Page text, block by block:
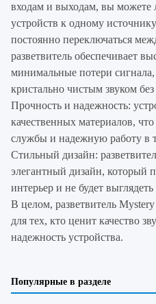
входам и выходам, вы можете
устройств к одному
постоянно переключаться
разветвитель обеспечивает
минимальные потери сигнала,
кристально чистым звуком
Прочность и надежность:
качественных материалов,
службы и надежную работу в
Стильный дизайн:
элегантный дизайн, который
интерьер и не будет
В целом, разветвитель
для тех, кто ценит качество
надежность устройства.
Популярные в разделе